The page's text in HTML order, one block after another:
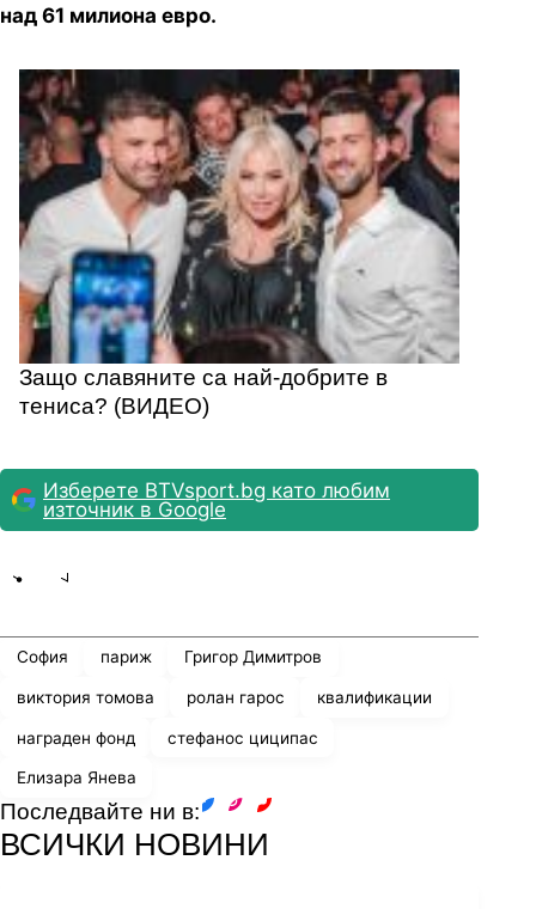
над 61 милиона евро.
Защо славяните са най-добрите в
тениса? (ВИДЕО)
Изберете BTVsport.bg като любим
източник в Google
София париж Григор Димитров
виктория томова ролан гарос квалификации
награден фонд стефанос циципас
Елизара Янева
Последвайте ни в:
ВСИЧКИ НОВИНИ